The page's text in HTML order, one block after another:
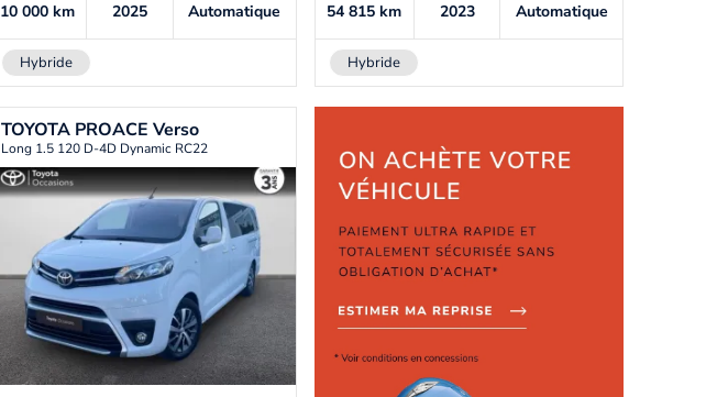
10 000 km 2025 Automatique
Hybride
54 815km 2023 Automatique
Hybride
TOYOTA PROACE Verso
Long 1.5 120 D-4D Dynamic RC22